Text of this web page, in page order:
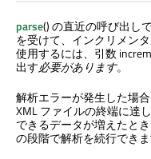
parse() の直近の呼び出し
を受けて、インクリメン
使用するには、引数
出す必要があります。
解析エラーが発生した場
XML ファイルの終端に達
できるデータが増えたと
の段階で解析を続行できま